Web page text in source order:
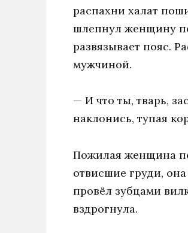
распахни халат
шлепнул женщину
развязывает пояс.
мужчиной.
— И что ты, тварь,
наклонись, тупая
Пожилая женщина
отвисшие груди,
провёл зубцами
вздрогнула.